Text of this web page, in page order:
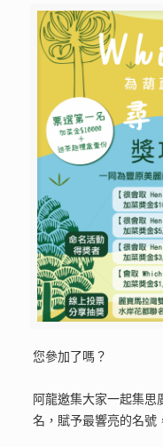
您參加了嗎？
阿龍邀集大家一起集思
名，賦予最響亮的名號